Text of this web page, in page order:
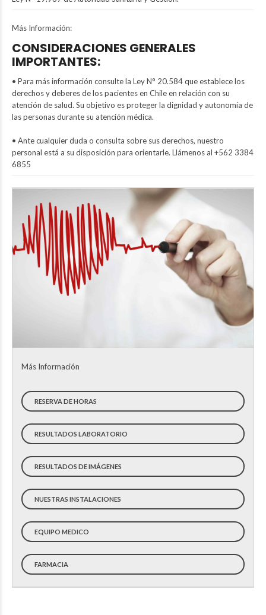
Más Información:
CONSIDERACIONES GENERALES
IMPORTANTES:
• Para más información consulte la Ley N° 20.584 que establece los
derechos y deberes de los pacientes en Chile en relación con su
atención de salud. Su objetivo es proteger la dignidad y autonomía de
las personas durante su atención médica.
• Ante cualquier duda o consulta sobre sus derechos, nuestro
personal está a su disposición para orientarle. Llámenos al +562 3384
6855
Más Información
RESERVA DE HORAS
RESULTADOS LABORATORIO
RESULTADOS DE IMÁGENES
NUESTRAS INSTALACIONES
EQUIPO MEDICO
FARMACIA